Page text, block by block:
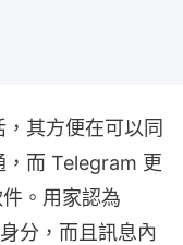
其方便在可以同
，而 Telegram 更
。用家認為
分，而且訊息內